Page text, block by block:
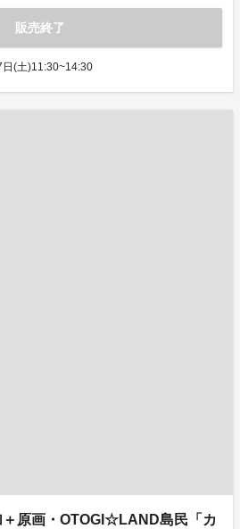
販売終了
(土)11:30~14:30
原画・OTOGI☆LAND島民「カ